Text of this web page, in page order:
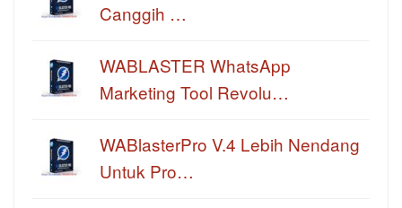
Canggih …
WABLASTER WhatsApp
Marketing Tool Revolu…
WABlasterPro V.4 Lebih Nendang
Untuk Pro…